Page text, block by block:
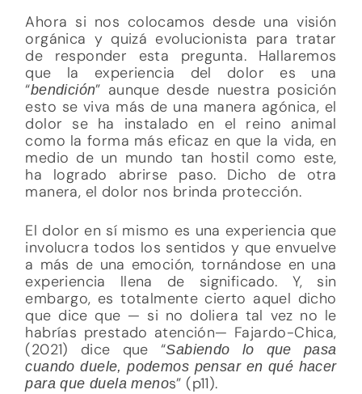
Ahora si nos colocamos desde una visión
orgánica y quizá evolucionista para tratar
de responder esta pregunta. Hallaremos
que la experiencia del dolor es una
“bendición” aunque desde nuestra posición
esto se viva más de una manera agónica, el
dolor se ha instalado en el reino animal
como la forma más eficaz en que la vida, en
medio de un mundo tan hostil como este,
ha logrado abrirse paso. Dicho de otra
manera, el dolor nos brinda protección.
El dolor en sí mismo es una experiencia que
involucra todos los sentidos y que envuelve
a más de una emoción, tornándose en una
experiencia llena de significado. Y, sin
embargo, es totalmente cierto aquel dicho
que dice que — si no doliera tal vez no le
habrías prestado atención— Fajardo-Chica,
(2021) dice que “Sabiendo lo que pasa
cuando duele, podemos pensar en qué hacer
para que duela menos” (p11).